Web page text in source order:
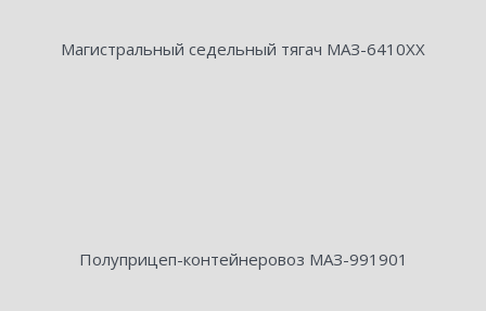
Магистральный седельный тягач МАЗ-6410ХХ
Полуприцеп-контейнеровоз МАЗ-991901